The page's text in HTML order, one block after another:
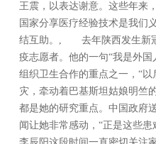
王震，以表达谢意。这些年来
国家分享医疗经验技术是我
结互助。, 去年陕西发生新冠
疫志愿者。他的一句“我是外
组织卫生合作的重点之一，“
灾，牵动着巴基斯坦姑娘明竺
都是她的研究重点。中国政府
闻让她非常感动，“正是这些